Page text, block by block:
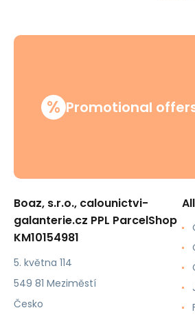
% Promotional
Boaz, s.r.o., calounictvi-
galanterie.cz PPL ParcelShop
KM10154981
5. května 114
549 81 Meziměstí
Česko